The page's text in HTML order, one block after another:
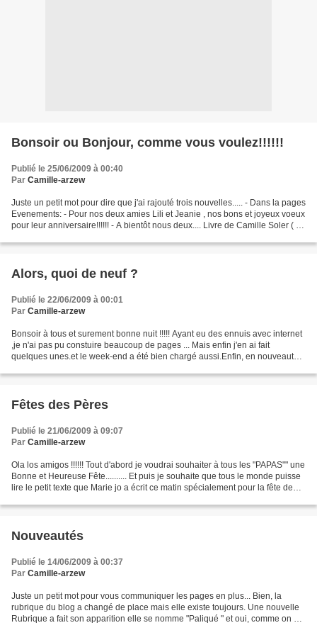
Bonsoir ou Bonjour, comme vous voulez!!!!!!
Publié le 25/06/2009 à 00:40
Par Camille-arzew
Juste un petit mot pour dire que j'ai rajouté trois nouvelles..... - Dans la pages
Evenements: - Pour nos deux amies Lili et Jeanie , nos bons et joyeux voeux
pour leur anniversaire!!!!!! - A bientôt nous deux.... Livre de Camille Soler ( à
Alors, quoi de neuf ?
Publié le 22/06/2009 à 00:01
Par Camille-arzew
Bonsoir à tous et surement bonne nuit !!!!! Ayant eu des ennuis avec internet
,je n'ai pas pu constuire beaucoup de pages ... Mais enfin j'en ai fait
quelques unes.et le week-end a été bien chargé aussi.Enfin, en nouveautés,
Fêtes des Pères
Publié le 21/06/2009 à 09:07
Par Camille-arzew
Ola los amigos !!!!!! Tout d'abord je voudrai souhaiter à tous les "PAPAS"" une
Bonne et Heureuse Fête.......... Et puis je souhaite que tous le monde puisse
lire le petit texte que Marie jo a écrit ce matin spécialement pour la fête de
Nouveautés
Publié le 14/06/2009 à 00:37
Par Camille-arzew
Juste un petit mot pour vous communiquer les pages en plus... Bien, la
rubrique du blog a changé de place mais elle existe toujours. Une nouvelle
Rubrique a fait son apparition elle se nomme "Paliqué " et oui, comme on dit